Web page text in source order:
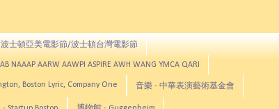
波士頓亞美電影節/波士頓台灣電影節
NAAAP AARW AAWPI ASPIRE AWH WANG YMCA QARI
Boston Lyric, Company One 音樂 - 中華表演藝術基金會